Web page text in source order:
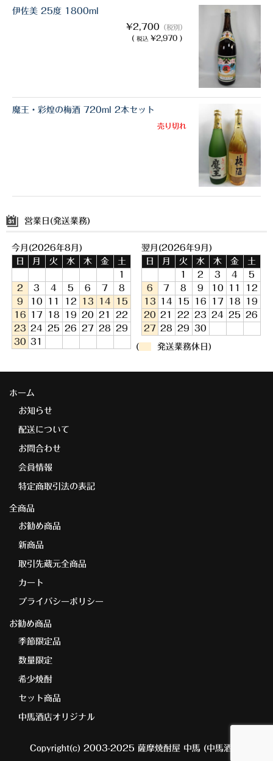
伊佐美 25度 1800ml
¥2,700 （税別）
( 税込 ¥2,970 )
魔王・彩煌の梅酒 720ml 2本セット
売り切れ
営業日(発送業務)
今月(2026年8月)
日
月 火 水 木 金
土
1
2
3 4 5 6 7
8
9
10 11 12 13 14
15
16
17 18 19 20 21
22
23 24 25 26 27 28
29
30 31
翌月(2026年9月)
日
月 火 水 木 金
土
1
2 3 4
5
6
7 8 9 10 11
12
13
14 15 16 17 18
19
20 21 22 23 24 25
26
27 28 29 30
( 発送業務休日)
ホーム
お知らせ
配送について
お問合わせ
会員情報
特定商取引法の表記
全商品
お勧め商品
新商品
取引先蔵元全商品
カート
プライバシーポリシー
お勧め商品
季節限定品
数量限定
希少焼酎
セット商品
中馬酒店オリジナル
Copyright(c) 2003-2025 薩摩焼酎屋 中馬 (中馬酒店)